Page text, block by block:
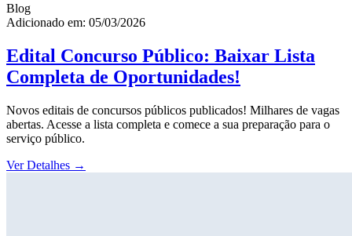
Blog
Adicionado em: 05/03/2026
Edital Concurso Público: Baixar Lista
Completa de Oportunidades!
Novos editais de concursos públicos publicados! Milhares de vagas
abertas. Acesse a lista completa e comece a sua preparação para o
serviço público.
Ver Detalhes →